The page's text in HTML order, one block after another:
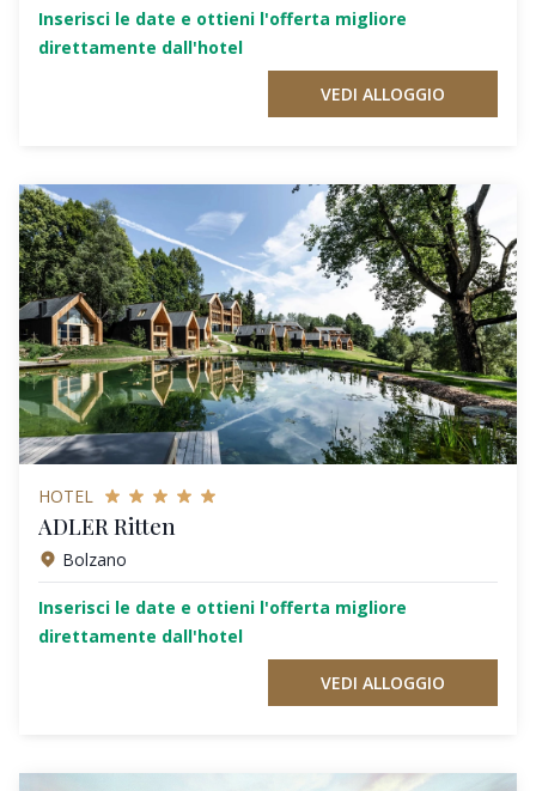
Inserisci le date e ottieni l'offerta migliore
direttamente dall'hotel
VEDI ALLOGGIO
HOTEL
ADLER Ritten
Bolzano
Inserisci le date e ottieni l'offerta migliore
direttamente dall'hotel
VEDI ALLOGGIO